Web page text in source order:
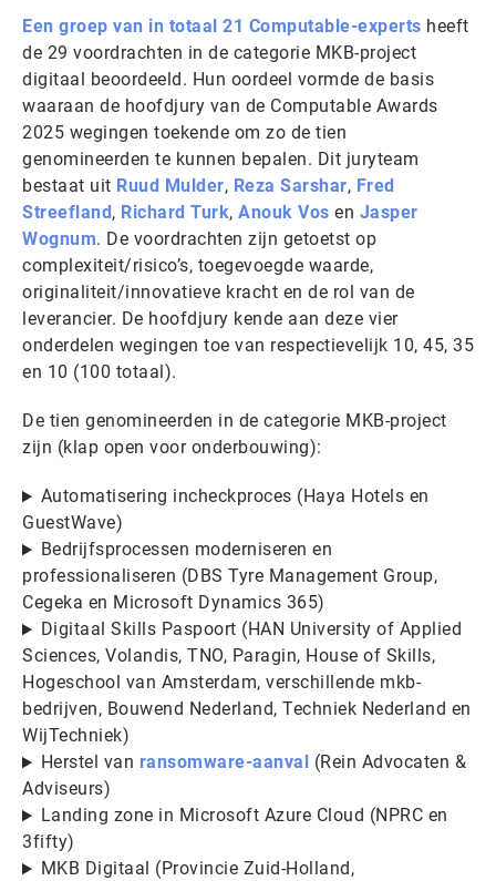
Een groep van in totaal 21 Computable-experts heeft
de 29 voordrachten in de categorie MKB-project
digitaal beoordeeld. Hun oordeel vormde de basis
waaraan de hoofdjury van de Computable Awards
2025 wegingen toekende om zo de tien
genomineerden te kunnen bepalen. Dit juryteam
bestaat uit Ruud Mulder, Reza Sarshar, Fred
Streefland , Richard Turk, Anouk Vos en Jasper
Wognum. De voordrachten zijn getoetst op
complexiteit/risico’s, toegevoegde waarde,
originaliteit/innovatieve kracht en de rol van de
leverancier. De hoofdjury kende aan deze vier
onderdelen wegingen toe van respectievelijk 10, 45, 35
en 10 (100 totaal).
De tien genomineerden in de categorie MKB-project
zijn (klap open voor onderbouwing):
Automatisering incheckproces (Haya Hotels en
GuestWave)
Bedrijfsprocessen moderniseren en
professionaliseren (DBS Tyre Management Group,
Cegeka en Microsoft Dynamics 365)
Digitaal Skills Paspoort (HAN University of Applied
Sciences, Volandis, TNO, Paragin, House of Skills,
Hogeschool van Amsterdam, verschillende mkb-
bedrijven, Bouwend Nederland, Techniek Nederland en
WijTechniek)
Herstel van ransomware-aanval
(Rein Advocaten &
Adviseurs)
Landing zone in Microsoft Azure Cloud (NPRC en
3fifty)
MKB Digitaal (Provincie Zuid-Holland,